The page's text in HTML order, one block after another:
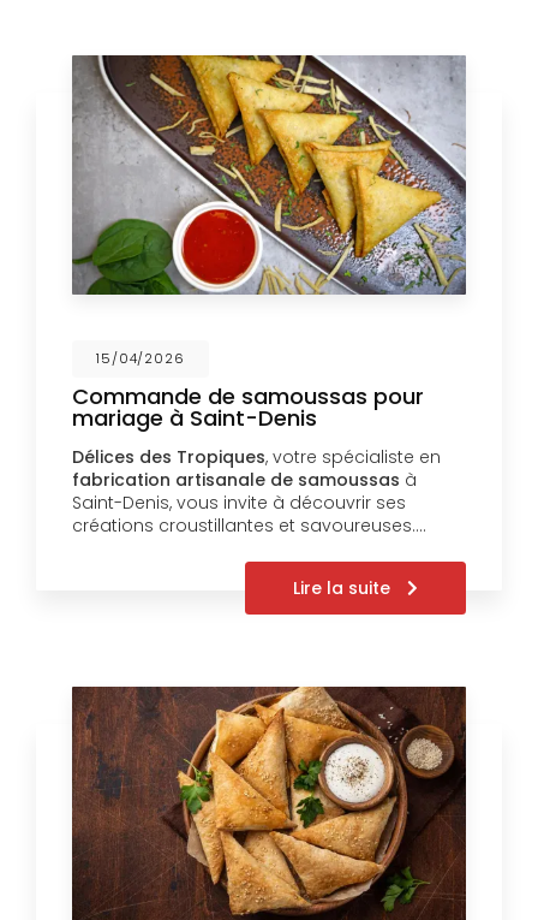
15/04/2026
Commande de samoussas pour
mariage à Saint-Denis
Délices des Tropiques, votre spécialiste en
fabrication artisanale de samoussas à
Saint-Denis, vous invite à découvrir ses
créations croustillantes et savoureuses.…
Lire la suite